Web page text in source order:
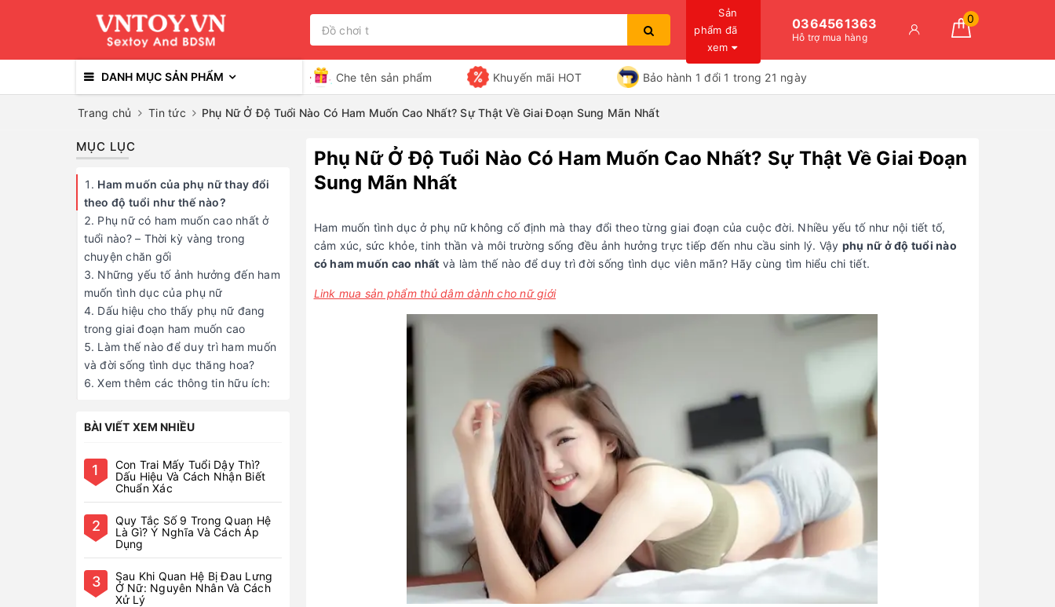
Sản
phẩm đã
xem
Bạn chưa xem sản phẩm nào
0364561363
Hỗ trợ mua hàng
0
DANH MỤC SẢN PHẨM Che tên sản phẩm Khuyến mãi HOT Bảo hành 1 đổi 1 trong 21 ngày
Trang chủ Tin tức Phụ Nữ Ở Độ Tuổi Nào Có Ham Muốn Cao Nhất? Sự Thật Về Giai Đoạn Sung Mãn Nhất
Phụ Nữ Ở Độ Tuổi Nào Có Ham Muốn Cao Nhất? Sự Thật Về Giai Đoạn
Sung Mãn Nhất
Ham muốn tình dục ở phụ nữ không cố định mà thay đổi theo từng giai đoạn của cuộc đời. Nhiều yếu tố như nội tiết tố,
cảm xúc, sức khỏe, tinh thần và môi trường sống đều ảnh hưởng trực tiếp đến nhu cầu sinh lý. Vậy phụ nữ ở độ tuổi nào
có ham muốn cao nhất và làm thế nào để duy trì đời sống tình dục viên mãn? Hãy cùng tìm hiểu chi tiết.
Link mua sản phẩm thủ dâm dành cho nữ giới
MỤC LỤC
Ham muốn của phụ nữ thay đổi
theo độ tuổi như thế nào?
Phụ nữ có ham muốn cao nhất ở
tuổi nào? – Thời kỳ vàng trong
chuyện chăn gối
Những yếu tố ảnh hưởng đến ham
muốn tình dục của phụ nữ
Dấu hiệu cho thấy phụ nữ đang
trong giai đoạn ham muốn cao
Làm thế nào để duy trì ham muốn
và đời sống tình dục thăng hoa?
Xem thêm các thông tin hữu ích:
BÀI VIẾT XEM NHIỀU
1
Con Trai Mấy Tuổi Dậy Thì?
Dấu Hiệu Và Cách Nhận Biết
Chuẩn Xác
2
Quy Tắc Số 9 Trong Quan Hệ
Là Gì? Ý Nghĩa Và Cách Áp
Dụng
3
Sau Khi Quan Hệ Bị Đau Lưng
Ở Nữ: Nguyên Nhân Và Cách
Xử Lý